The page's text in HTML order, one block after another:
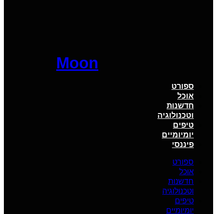
Moon
ספורט
אוכל
חדשנות
וטכנולוגיה
טיפים
יומיומיים
פיננסי
ספורט
אוכל
חדשנות
וטכנולוגיה
טיפים
יומיומיים